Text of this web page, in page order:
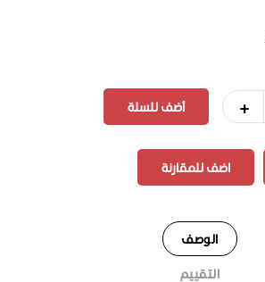
+
اضف للمقارنة
الوصف
التقييم